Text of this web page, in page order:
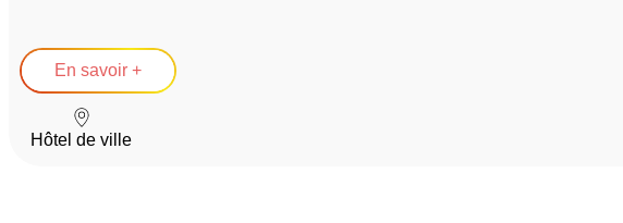
En savoir +
Hôtel de ville